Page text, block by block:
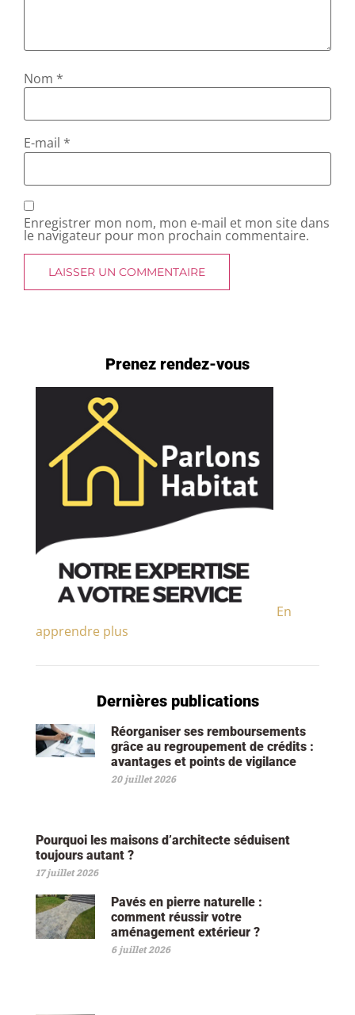
Nom *
E-mail *
Enregistrer mon nom, mon e-mail et mon site dans
le navigateur pour mon prochain commentaire.
Prenez rendez-vous
En
apprendre plus
Dernières publications
Réorganiser ses remboursements
grâce au regroupement de crédits :
avantages et points de vigilance
20 juillet 2026
Pourquoi les maisons d’architecte séduisent
toujours autant ?
17 juillet 2026
Pavés en pierre naturelle :
comment réussir votre
aménagement extérieur ?
6 juillet 2026